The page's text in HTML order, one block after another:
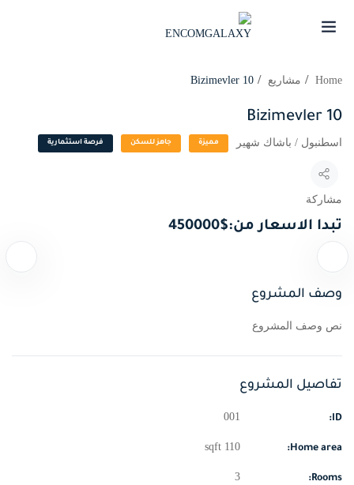
Home مشاريع Bizimevler 10
Bizimevler 10
اسطنبول / باشاك شهير مميزة جاهز للسكن فرصة استثمارية
مشاركة
تبدا الاسعار من:$
450000
وصف المشروع
نص وصف المشروع
تفاصيل المشروع
ID:
001
Home area:
110 sqft
Rooms:
3